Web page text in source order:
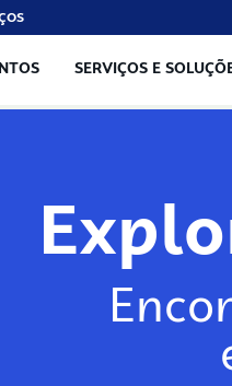
SERVIÇOS E